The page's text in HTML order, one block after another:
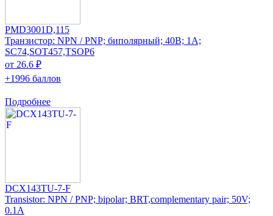
PMD3001D,115
Транзистор: NPN / PNP; биполярный; 40В; 1А;
SC74,SOT457,TSOP6
от 26.6 ₽
+1996 баллов
Подробнее
DCX143TU-7-F
Transistor: NPN / PNP; bipolar; BRT,complementary pair; 50V;
0.1A